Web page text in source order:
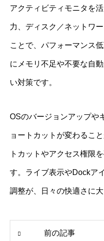
アクティビティモニタを
力、ディスク／ネットワ
ことで、パフォーマンス
にメモリ不足や不要な自
い対策です。
OSのバージョンアップや
ョートカットが変わるこ
トカットやアクセス権限
す。ライブ表示やDockア
調整が、日々の快適さに
前の記事